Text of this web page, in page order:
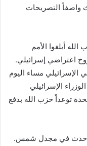
واصفاً التصريحات
أبلغوا الأمم
اعتراضي إسرائيلي.
الإسرائيلي مساء اليوم
الإسرائيلي
توعداً حزب الله بدفع
ما حدث في مجدل شمس.